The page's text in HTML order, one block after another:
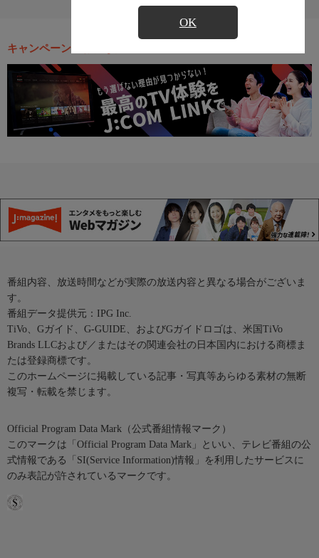
OK
キャンペーン・お得な情報
番組内容、放送時間などが実際の放送内容と異なる場合がございま
す。
番組データ提供元：IPG Inc.
TiVo、Gガイド、G-GUIDE、およびGガイドロゴは、米国TiVo
Brands LLCおよび／またはその関連会社の日本国内における商標ま
たは登録商標です。
このホームページに掲載している記事・写真等あらゆる素材の無断
複写・転載を禁じます。
Official Program Data Mark（公式番組情報マーク）
このマークは「Official Program Data Mark」といい、テレビ番組の公
式情報である「SI(Service Information)情報」を利用したサービスに
のみ表記が許されているマークです。